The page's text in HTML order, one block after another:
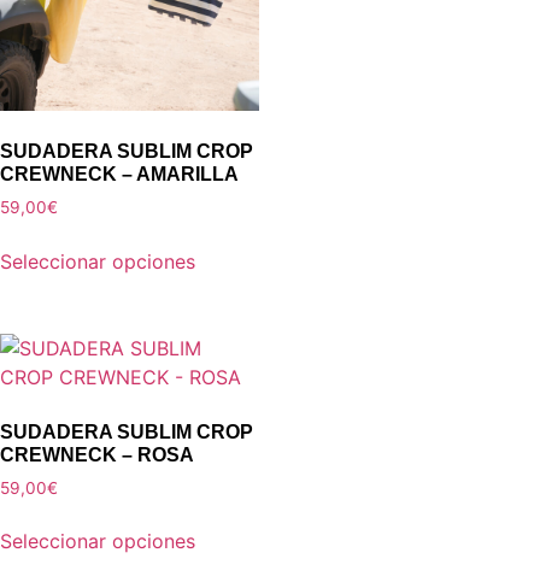
SUDADERA SUBLIM CROP
CREWNECK – AMARILLA
59,00€
Seleccionar opciones
SUDADERA SUBLIM CROP
CREWNECK – ROSA
59,00€
Seleccionar opciones